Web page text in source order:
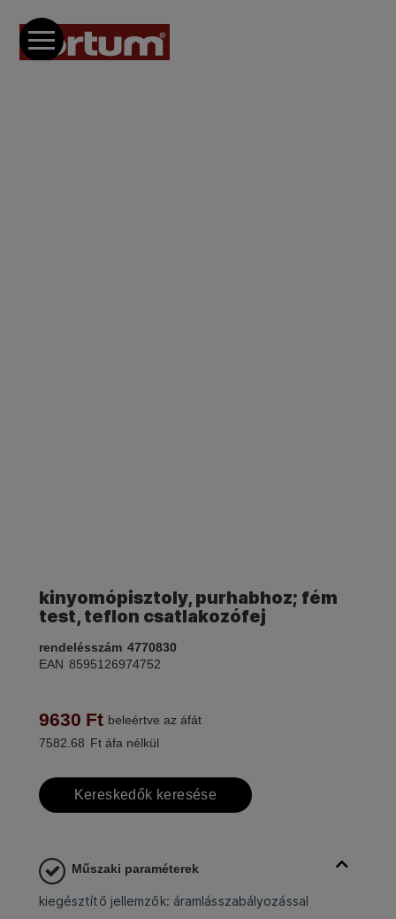
kinyomópisztoly, purhabhoz; fém
test, teflon csatlakozófej
rendelésszám 4770830
EAN 8595126974752
9630 Ft beleértve az áfát
7582.68 Ft áfa nélkül
Kereskedők keresése
Műszaki paraméterek
kiegésztítő jellemzők: áramlásszabályozással